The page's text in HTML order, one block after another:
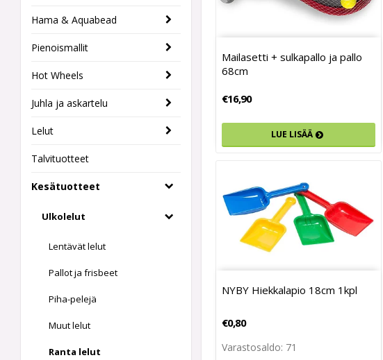
Hama & Aquabead
Pienoismallit
Hot Wheels
Juhla ja askartelu
Lelut
Talvituotteet
Kesätuotteet
Ulkolelut
Lentävät lelut
Pallot ja frisbeet
Piha-pelejä
Muut lelut
Ranta lelut
Mailasetti + sulkapallo ja pallo
68cm
€16,90
LUE LISÄÄ
NYBY Hiekkalapio 18cm 1kpl
€0,80
Varastosaldo: 71